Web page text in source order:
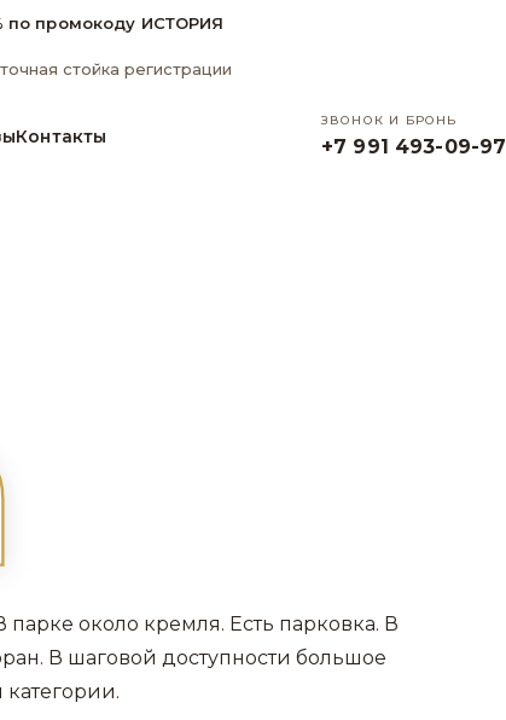
по промокоду ИСТОРИЯ
стойка регистрации
Контакты
ЗВОНОК И БРОНЬ
+7 991 493-09-97
около кремля. Есть парковка. В
В шаговой доступности большое